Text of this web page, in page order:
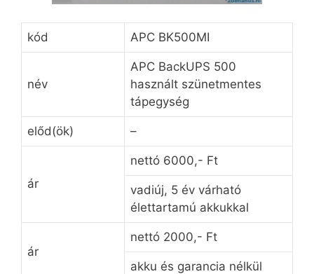
kód APC BK500MI
név
APC BackUPS 500
használt szünetmentes
tápegység
előd(ök) –
ár
nettó 6000,- Ft
vadiúj, 5 év várható
élettartamú akkukkal
ár
nettó 2000,- Ft
akku és garancia nélkül